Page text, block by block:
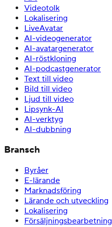
Videotolk
Lokalisering
LiveAvatar
AI-videogenerator
AI-avatargenerator
AI-röstkloning
AI-podcastgenerator
Text till video
Bild till video
Ljud till video
Lipsynk-AI
AI-verktyg
AI-dubbning
Bransch
Byråer
E-lärande
Marknadsföring
Lärande och utveckling
Lokalisering
Försäljningsbearbetning